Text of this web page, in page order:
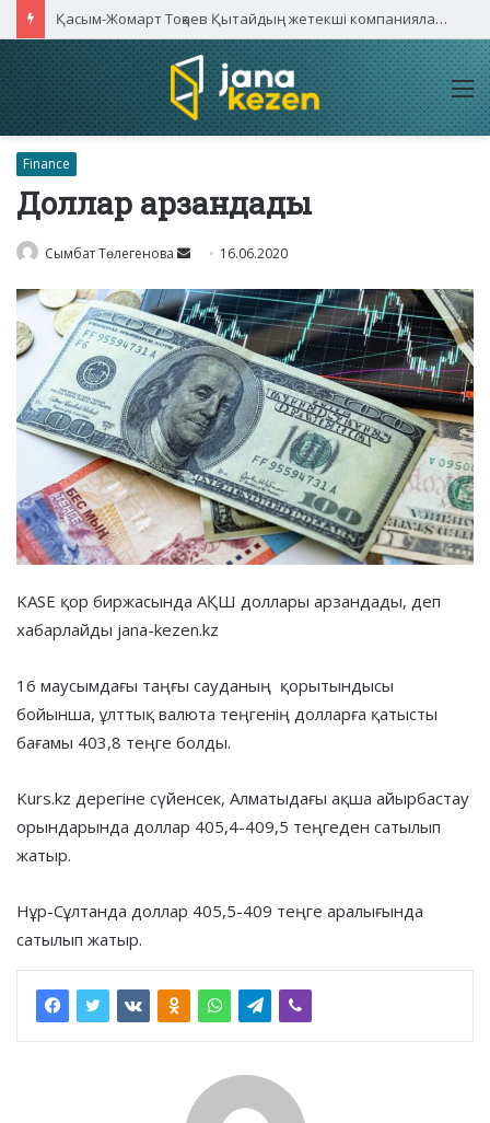
Қасым-Жомарт Тоқаев Қытайдың жетекші компаниялары басшыларымен кездесті
Finance
Доллар арзандады
Сымбат Төлегенова
Send
email
16.06.2020
KASE қор биржасында АҚШ доллары арзандады, деп
хабарлайды jana-kezen.kz
16 маусымдағы таңғы сауданың қорытындысы
бойынша, ұлттық валюта теңгенің долларға қатысты
бағамы 403,8 теңге болды.
Kurs.kz дерегіне сүйенсек, Алматыдағы ақша айырбастау
орындарында доллар 405,4-409,5 теңгеден сатылып
жатыр.
Нұр-Сұлтанда доллар 405,5-409 теңге аралығында
сатылып жатыр.